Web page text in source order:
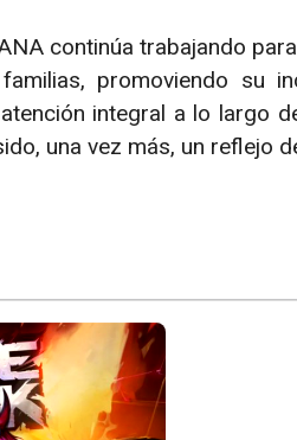
continúa trabajando
promoviendo su
integral a lo largo
una vez más, un reflejo